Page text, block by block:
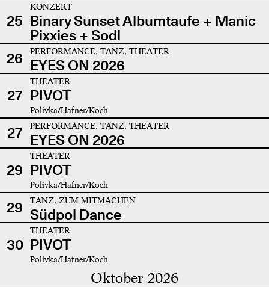
25
KONZERT
Binary Sunset Albumtaufe + Manic
Pixxies + Sodl
26
PERFORMANCE, TANZ, THEATER
EYES ON 2026
27
THEATER
PIVOT
Polivka/Hafner/Koch
27 PERFORMANCE, TANZ, THEATER
EYES ON 2026
29
THEATER
PIVOT
Polivka/Hafner/Koch
29 TANZ, ZUM MITMACHEN
Südpol Dance
30
THEATER
PIVOT
Polivka/Hafner/Koch
Oktober 2026